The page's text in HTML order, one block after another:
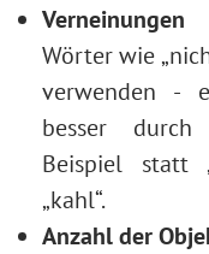
Verneinungen
Wörter wie
verwenden -
besser durch
Beispiel statt
„kahl“.
Anzahl der